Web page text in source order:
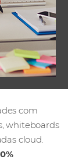
com
whiteboards
cloud.